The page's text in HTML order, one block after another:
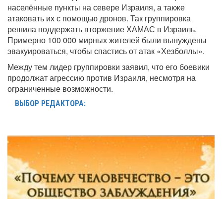
населённые пункты на севере Израиля, а также
атаковать их с помощью дронов. Так группировка
решила поддержать вторжение ХАМАС в Израиль.
Примерно 100 000 мирных жителей были вынуждены
эвакуироваться, чтобы спастись от атак «Хезболлы».
Между тем лидер группировки заявил, что его боевики
продолжат агрессию против Израиля, несмотря на
ограниченные возможности.
ВЫБОР РЕДАКТОРА: